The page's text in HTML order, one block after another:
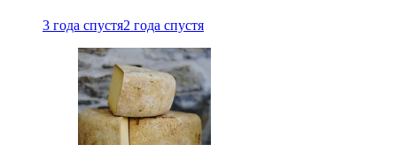
3 года спустя2 года спустя